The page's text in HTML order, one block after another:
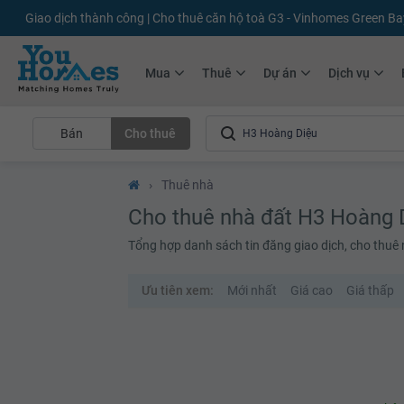
+75.000Tin đăng mới hàng tháng +10.000Thành viên
Mua Thuê Dự án Dịch vụ
Bán Cho thuê
› Thuê nhà
Cho thuê nhà đất H3 Hoàng
Tổng hợp danh sách tin đăng giao dịch, cho
Ưu tiên xem: Mới nhất Giá cao Giá thấp